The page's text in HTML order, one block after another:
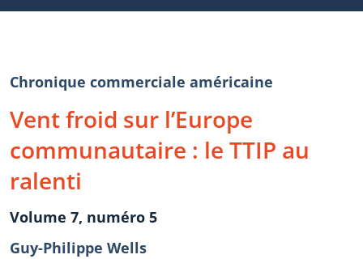
Chronique commerciale américaine
Vent froid sur l’Europe
communautaire : le TTIP au
ralenti
Volume 7, numéro 5
Guy-Philippe Wells